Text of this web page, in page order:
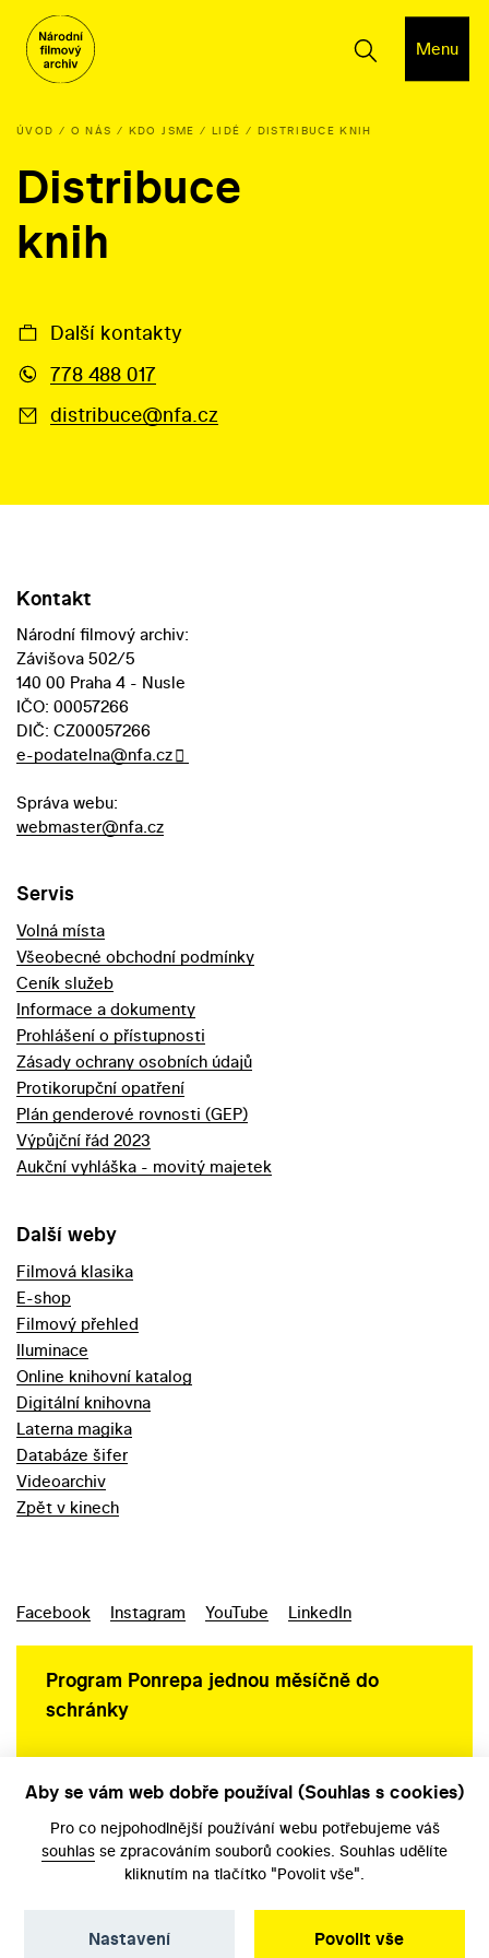
Menu
ÚVOD O NÁS KDO JSME LIDÉ DISTRIBUCE KNIH
Distribuce
knih
Další kontakty
778 488 017
distribuce@nfa.cz
Kontakt
Národní filmový archiv:
Závišova 502/5
140 00 Praha 4 - Nusle
IČO: 00057266
DIČ: CZ00057266
e-podatelna@nfa.cz
Správa webu:
webmaster@nfa.cz
Servis
Volná místa
Všeobecné obchodní podmínky
Ceník služeb
Informace a dokumenty
Prohlášení o přístupnosti
Zásady ochrany osobních údajů
Protikorupční opatření
Plán genderové rovnosti (GEP)
Výpůjční řád 2023
Aukční vyhláška - movitý majetek
Další weby
Filmová klasika
E-shop
Filmový přehled
Iluminace
Online knihovní katalog
Digitální knihovna
Laterna magika
Databáze šifer
Videoarchiv
Zpět v kinech
Facebook Instagram YouTube LinkedIn
Program Ponrepa jednou měsíčně do
schránky
Aby se vám web dobře používal (Souhlas s cookies)
Pro co nejpohodlnější používání webu potřebujeme váš
souhlas se zpracováním souborů cookies. Souhlas udělíte
kliknutím na tlačítko "Povolit vše".
Povolit vše
Nastavení